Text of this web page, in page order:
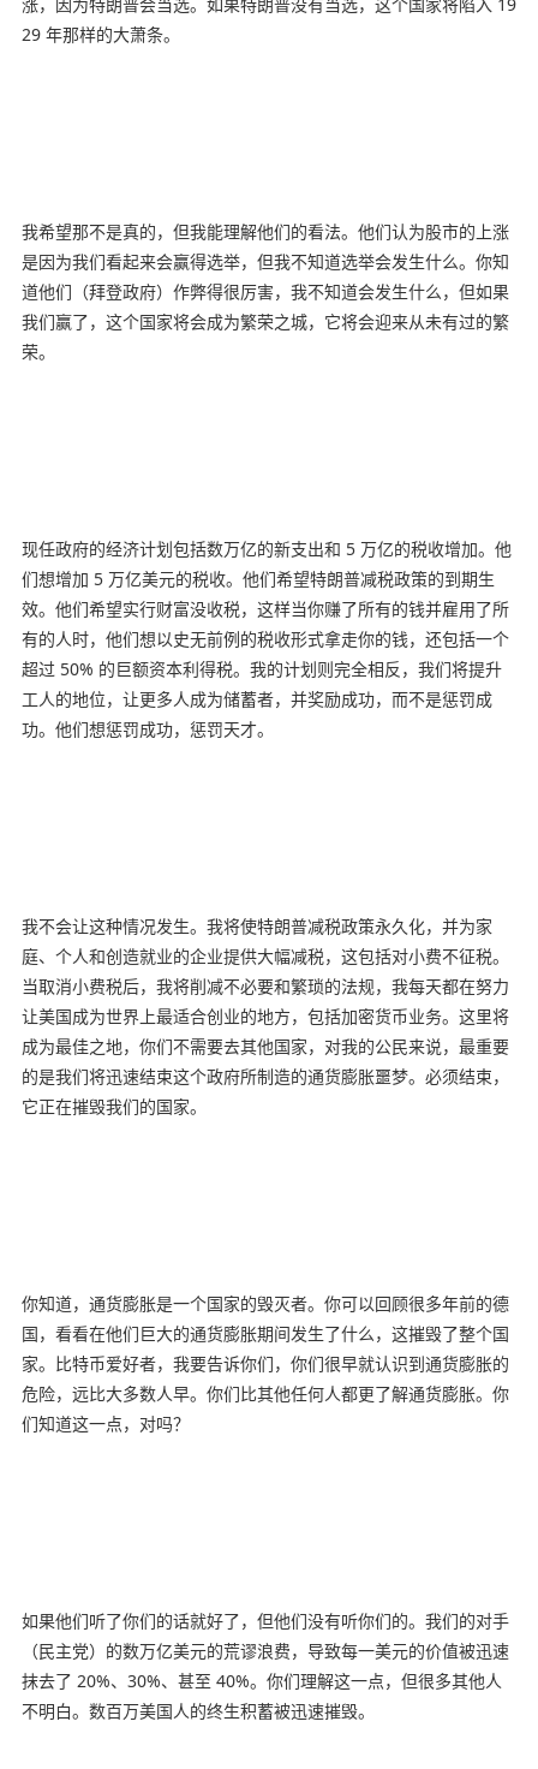
29 年那样的大萧条。
我希望那不是真的，但我能理解他们的看法。他们认为股市的上涨
是因为我们看起来会赢得选举，但我不知道选举会发生什么。你知
道他们（拜登政府）作弊得很厉害，我不知道会发生什么，但如果
我们赢了，这个国家将会成为繁荣之城，它将会迎来从未有过的繁
荣。
现任政府的经济计划包括数万亿的新支出和 5 万亿的税收增加。他
们想增加 5 万亿美元的税收。他们希望特朗普减税政策的到期生
效。他们希望实行财富没收税，这样当你赚了所有的钱并雇用了所
有的人时，他们想以史无前例的税收形式拿走你的钱，还包括一个
超过 50% 的巨额资本利得税。我的计划则完全相反，我们将提升
工人的地位，让更多人成为储蓄者，并奖励成功，而不是惩罚成
功。他们想惩罚成功，惩罚天才。
我不会让这种情况发生。我将使特朗普减税政策永久化，并为家
庭、个人和创造就业的企业提供大幅减税，这包括对小费不征税。
当取消小费税后，我将削减不必要和繁琐的法规，我每天都在努力
让美国成为世界上最适合创业的地方，包括加密货币业务。这里将
成为最佳之地，你们不需要去其他国家，对我的公民来说，最重要
的是我们将迅速结束这个政府所制造的通货膨胀噩梦。必须结束，
它正在摧毁我们的国家。
你知道，通货膨胀是一个国家的毁灭者。你可以回顾很多年前的德
国，看看在他们巨大的通货膨胀期间发生了什么，这摧毁了整个国
家。比特币爱好者，我要告诉你们，你们很早就认识到通货膨胀的
危险，远比大多数人早。你们比其他任何人都更了解通货膨胀。你
们知道这一点，对吗？
如果他们听了你们的话就好了，但他们没有听你们的。我们的对手
（民主党）的数万亿美元的荒谬浪费，导致每一美元的价值被迅速
抹去了 20%、30%、甚至 40%。你们理解这一点，但很多其他人
不明白。数百万美国人的终生积蓄被迅速摧毁。